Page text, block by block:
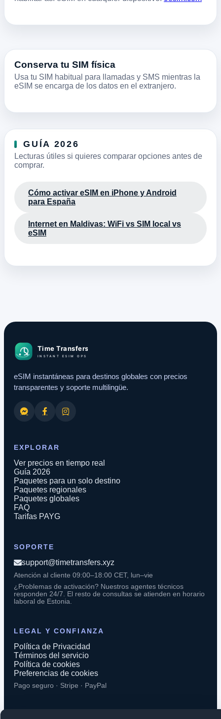
Conserva tu SIM física
Usa tu SIM habitual para llamadas y SMS mientras la
eSIM se encarga de los datos en el extranjero.
GUÍA 2026
Lecturas útiles si quieres comparar opciones antes de
comprar.
Cómo activar eSIM en iPhone y Android
para España
Internet en Maldivas: WiFi vs SIM local vs
eSIM
eSIM instantáneas para destinos globales con precios
transparentes y soporte multilingüe.
EXPLORAR
Ver precios en tiempo real
Guía 2026
Paquetes para un solo destino
Paquetes regionales
Paquetes globales
FAQ
Tarifas PAYG
SOPORTE
support@timetransfers.xyz
Atención al cliente 09:00–18:00 CET, lun–vie
¿Problemas de activación? Nuestros agentes técnicos
responden 24/7. El resto de consultas se atienden en horario
laboral de Estonia.
LEGAL Y CONFIANZA
Política de Privacidad
Términos del servicio
Política de cookies
Preferencias de cookies
Pago seguro · Stripe · PayPal